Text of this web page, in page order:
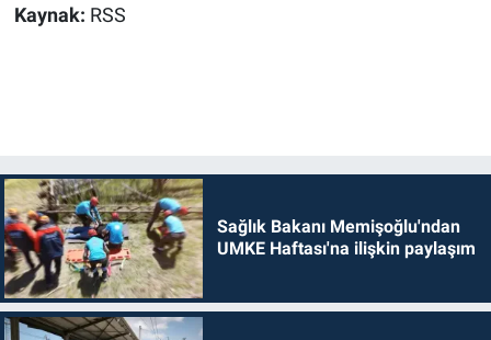
Kaynak: RSS
Sağlık Bakanı Memişoğlu'ndan
UMKE Haftası'na ilişkin paylaşım